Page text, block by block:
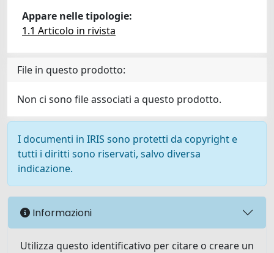
Appare nelle tipologie:
1.1 Articolo in rivista
File in questo prodotto:
Non ci sono file associati a questo prodotto.
I documenti in IRIS sono protetti da copyright e
tutti i diritti sono riservati, salvo diversa
indicazione.
Informazioni
Utilizza questo identificativo per citare o creare un